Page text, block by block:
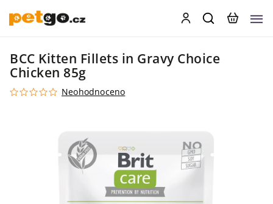
BCC Kitten Fillets in Gravy Choice
Chicken 85g
Neohodnoceno